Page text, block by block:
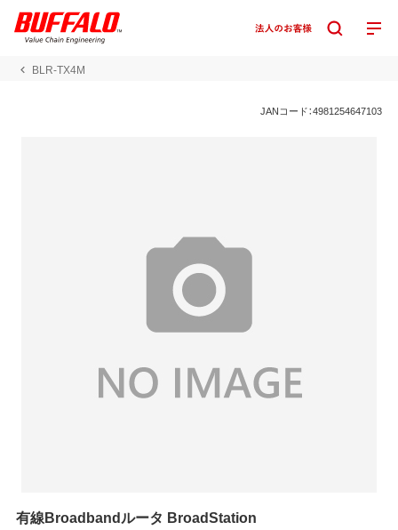
BLR-TX4M
JANコード：4981254647103
有線Broadbandルータ BroadStation